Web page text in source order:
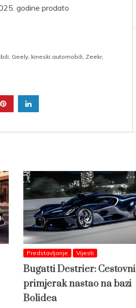
godine prodato
Geely kineski automobili Zeekr,
Predstavljanje Vijesti
Bugatti Destrier: Cestovni
primjerak nastao na bazi
Bolidea